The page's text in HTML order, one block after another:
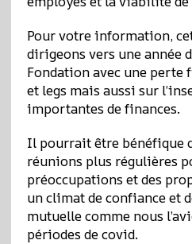
Pour votre information,
dirigeons vers une année
Fondation avec une perte
et legs mais aussi sur
importantes de finances.
Il pourrait être bénéfique
réunions plus régulières
préoccupations et des
un climat de confiance et
mutuelle comme nous
périodes de covid.